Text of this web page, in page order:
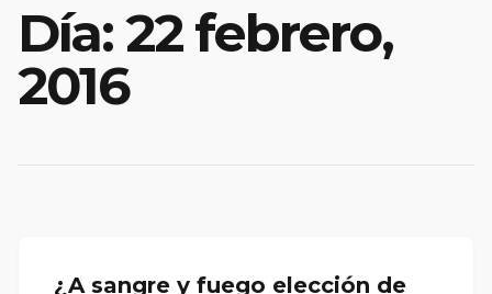
Día:22 febrero,
2016
¿A sangre y fuego elección de